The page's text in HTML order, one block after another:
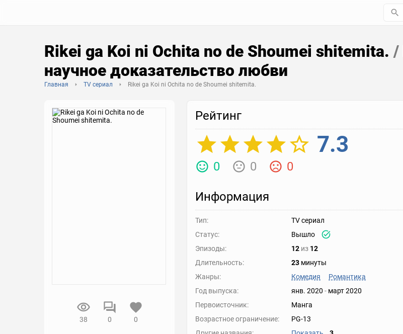
Rikei ga Koi ni Ochita no de Shoumei shitemita. /
научное доказательство любви
Главная TV сериал Rikei ga Koi ni Ochita no de Shoumei shitemita.
38 0 0
Рейтинг
7.3
0 0 0
Информация
Тип:
TV сериал
Статус:
Вышло
Эпизоды:
12 из 12
Длительность:
23 минуты
Жанры:
Комедия
Романтика
Год выпуска:
янв. 2020 - март 2020
Первоисточник:
Манга
Возрастное ограничение:
PG-13